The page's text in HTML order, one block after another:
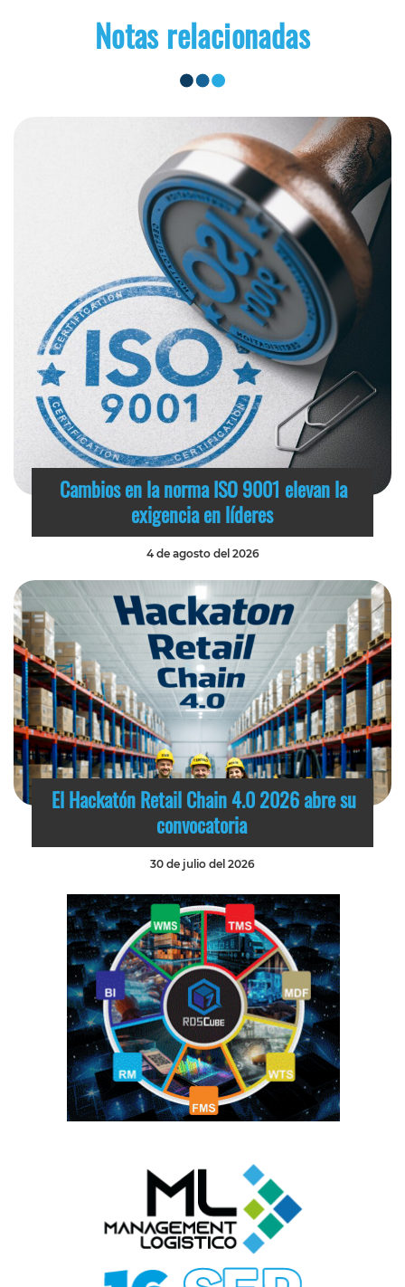
Notas relacionadas
Cambios en la norma ISO 9001 elevan la
exigencia en líderes
4 de agosto del 2026
El Hackatón Retail Chain 4.0 2026 abre su
convocatoria
30 de julio del 2026